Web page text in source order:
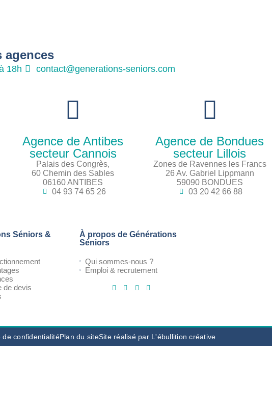
agences
18h contact@generations-seniors.com
Agence de Antibes
secteur Cannois
Palais des Congrès,
60 Chemin des Sables
06160 ANTIBES
04 93 74 65 26
Agence de Bondues
secteur Lillois
Zones de Ravennes les Francs
26 Av. Gabriel Lippmann
59090 BONDUES
03 20 42 66 88
Séniors &
de devis
À propos de Générations
Séniors
Qui sommes-nous ?
Emploi & recrutement
de confidentialitéPlan du siteSite réalisé par L'ébullition créative